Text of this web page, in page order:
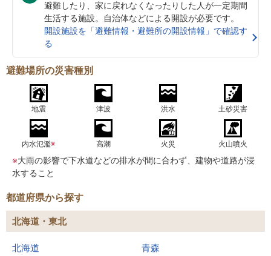
避難したり、家に戻れなくなったりした人が一定期間
生活する施設。自治体などによる開設が必要です。
開設施設を「避難情報・避難所の開設情報」で確認す
る
避難場所の災害種別
地震 津波 洪水 土砂災害
内水氾濫※ 高潮 火災 火山噴火
※大雨の影響で下水道などの排水が間に合わず、建物や道路が浸
水すること
都道府県から探す
北海道・東北
北海道 青森